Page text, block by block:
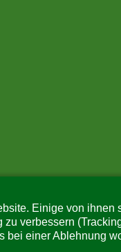
Einige von
zu verbessern
bei einer Ablehnung